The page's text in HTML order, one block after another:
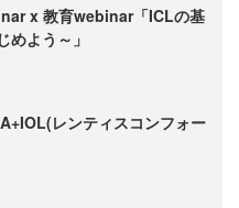
x 教育webinar「ICLの基
めよう～」
レンティスコンフォー